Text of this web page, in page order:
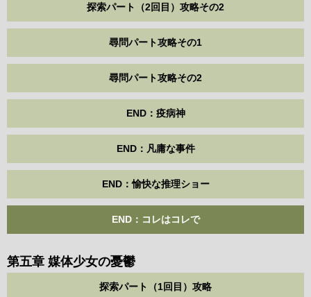
探索パート（2回目）攻略その2
尋問パート攻略その1
尋問パート攻略その2
END：疫病神
END：凡庸な事件
END：愉快な推理ショー
END：コレはコレで
第五章 媒体少女の憂鬱
探索パート（1回目）攻略